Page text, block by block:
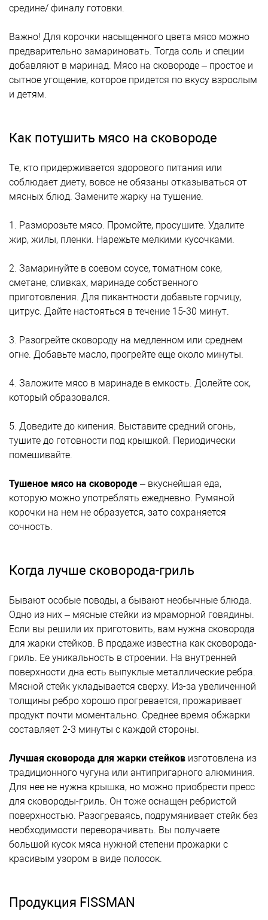
средине/ финалу готовки.
Важно! Для корочки насыщенного цвета мясо можно
предварительно замариновать. Тогда соль и специи
добавляют в маринад. Мясо на сковороде – простое и
сытное угощение, которое придется по вкусу взрослым
и детям.
Как потушить мясо на сковороде
Те, кто придерживается здорового питания или
соблюдает диету, вовсе не обязаны отказываться от
мясных блюд. Замените жарку на тушение.
1. Разморозьте мясо. Промойте, просушите. Удалите
жир, жилы, пленки. Нарежьте мелкими кусочками.
2. Замаринуйте в соевом соусе, томатном соке,
сметане, сливках, маринаде собственного
приготовления. Для пикантности добавьте горчицу,
цитрус. Дайте настояться в течение 15-30 минут.
3. Разогрейте сковороду на медленном или среднем
огне. Добавьте масло, прогрейте еще около минуты.
4. Заложите мясо в маринаде в емкость. Долейте сок,
который образовался.
5. Доведите до кипения. Выставите средний огонь,
тушите до готовности под крышкой. Периодически
помешивайте.
Тушеное мясо на сковороде – вкуснейшая еда,
которую можно употреблять ежедневно. Румяной
корочки на нем не образуется, зато сохраняется
сочность.
Когда лучше сковорода-гриль
Бывают особые поводы, а бывают необычные блюда.
Одно из них – мясные стейки из мраморной говядины.
Если вы решили их приготовить, вам нужна сковорода
для жарки стейков. В продаже известна как сковорода-
гриль. Ее уникальность в строении. На внутренней
поверхности дна есть выпуклые металлические ребра.
Мясной стейк укладывается сверху. Из-за увеличенной
толщины ребро хорошо прогревается, прожаривает
продукт почти моментально. Среднее время обжарки
составляет 2-3 минуты с каждой стороны.
Лучшая сковорода для жарки стейков изготовлена из
традиционного чугуна или антипригарного алюминия.
Для нее не нужна крышка, но можно приобрести пресс
для сковороды-гриль. Он тоже оснащен ребристой
поверхностью. Разогреваясь, подрумянивает стейк без
необходимости переворачивать. Вы получаете
большой кусок мяса нужной степени прожарки с
красивым узором в виде полосок.
Продукция FISSMAN